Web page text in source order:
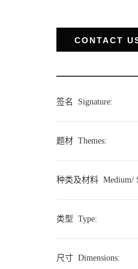
CONTACT
签名 Signature:
题材 Themes:
种类及材料 Medium/
类型 Type:
尺寸 Dimensions: